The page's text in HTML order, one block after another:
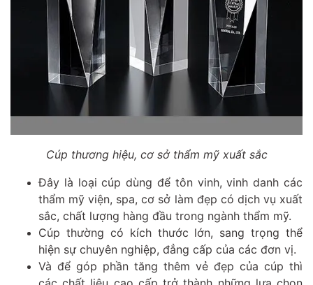
Cúp thương hiệu, cơ sở thẩm mỹ xuất sắc
Đây là loại cúp dùng để tôn vinh, vinh danh các
thẩm mỹ viện, spa, cơ sở làm đẹp có dịch vụ xuất
sắc, chất lượng hàng đầu trong ngành thẩm mỹ.
Cúp thường có kích thước lớn, sang trọng thể
hiện sự chuyên nghiệp, đẳng cấp của các đơn vị.
Và để góp phần tăng thêm vẻ đẹp của cúp thì